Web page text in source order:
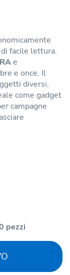
di facile lettura.
e
e once. Il
diversi,
come gadget
campagne
pezzi